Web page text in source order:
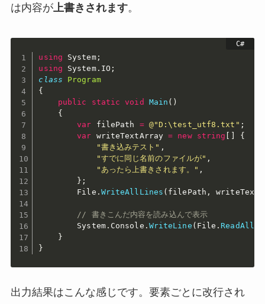
は内容が上書きされます。
using System;
using System. IO ;
class
Program
{
public
static void Main ( )
{
var filePath = @"D:\test_utf8.txt" ;
var writeTextArray = new string
{
"書き込みテスト" ,
"すでに同じ名前のファイルが" ,
"あったら上書きされます。" ,
} ;
        File
. WriteAllLines ( filePath ,
// 書きこんだ内容を読み込んで表示
        System
. Console . WriteLine ( File .
}
}
出力結果はこんな感じです。要素ごとに改行され